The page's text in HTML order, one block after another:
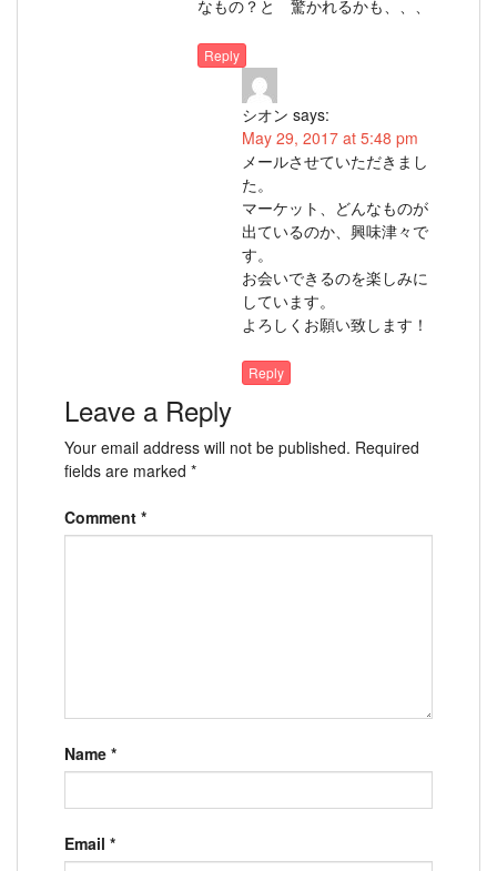
なもの？と 驚かれるかも、、、
Reply
シオン says:
May 29, 2017 at 5:48 pm
メールさせていただきまし
た。
マーケット、どんなものが
出ているのか、興味津々で
す。
お会いできるのを楽しみに
しています。
よろしくお願い致します！
Reply
Leave a Reply
Your email address will not be published. Required
fields are marked *
Comment *
Name *
Email *